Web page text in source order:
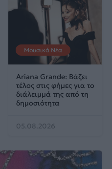
Μουσικά Νέα
Ariana Grande: Βάζει
τέλος στις φήμες για το
διάλειμμά της από τη
δημοσιότητα
05.08.2026